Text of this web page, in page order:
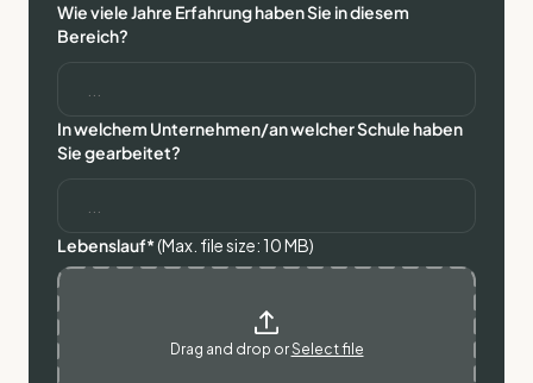
Wie viele Jahre Erfahrung haben Sie in diesem
Bereich?
In welchem Unternehmen/an welcher Schule haben
Sie gearbeitet?
Lebenslauf*(Max. file size: 10 MB)
Drag and drop orSelect file